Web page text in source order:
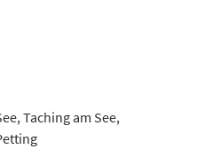
Taching am See,